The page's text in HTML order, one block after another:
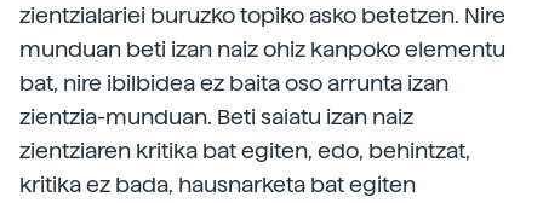
zientzialariei buruzko topiko asko betetzen. Nire
munduan beti izan naiz ohiz kanpoko elementu
bat, nire ibilbidea ez baita oso arrunta izan
zientzia-munduan. Beti saiatu izan naiz
zientziaren kritika bat egiten, edo, behintzat,
kritika ez bada, hausnarketa bat egiten